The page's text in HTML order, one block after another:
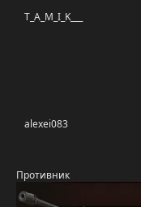
T_A_M_I_K___
alexei083
Противник